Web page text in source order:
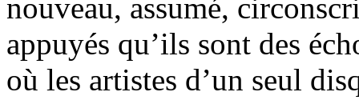
nouveau, assumé,
appuyés qu’ils sont des
où les artistes d’un seul